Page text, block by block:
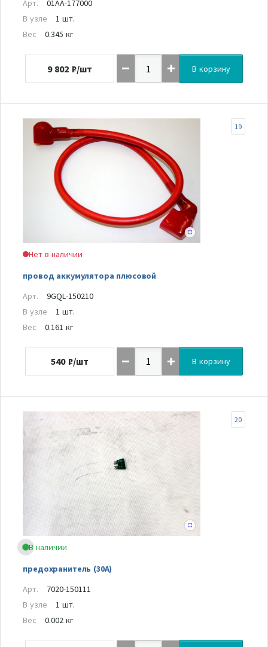
Арт.
01AA-177000
В узле
1 шт.
Вес
0.345 кг
9 802 ₽/шт В корзину
Нет в наличии
провод аккумулятора плюсовой
19
Арт.
9GQL-150210
В узле
1 шт.
Вес
0.161 кг
540 ₽/шт В корзину
В наличии
предохранитель (30A)
20
Арт.
7020-150111
В узле
1 шт.
Вес
0.002 кг